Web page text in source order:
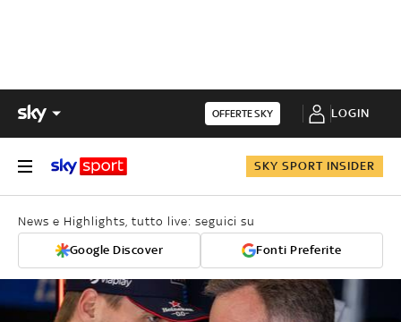
OFFERTE SKY LOGIN
SKY SPORT INSIDER
News e Highlights, tutto live: seguici su
Google Discover Fonti Preferite